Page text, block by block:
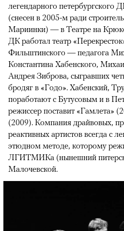
легендарного петербургского
(снесен в 2005-м ради
Мариинки) — в Театре на
ДК работал театр
Фильштинского — педагога
Константина Хабенского,
Андрея Зиброва, сыгравших
бродяг в «Годо». Хабенский,
поработают с Бутусовым и в
режиссер поставит «Гамлета»
(2009). Компания драйвовых,
реактивных артистов всегда с
этюдном методе, которому
ЛГИТМИКа (нынешний
Малочевской.